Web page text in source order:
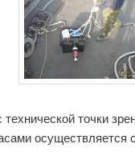
точки
осуществляется с